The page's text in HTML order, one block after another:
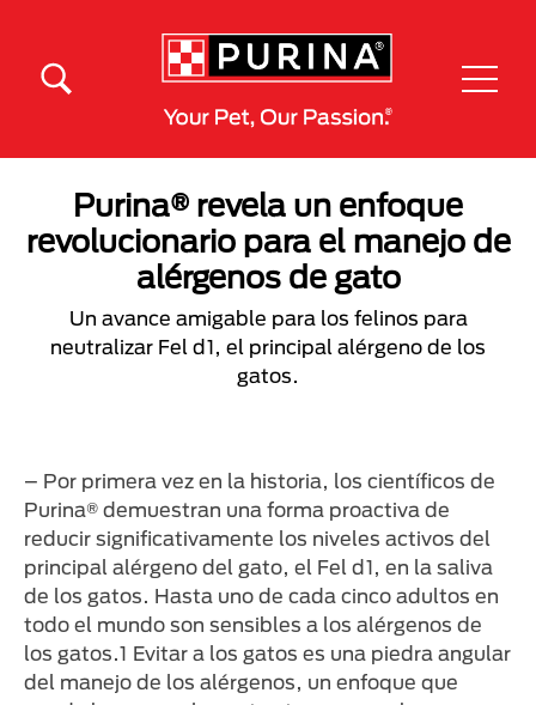
Purina® revela un enfoque
revolucionario para el manejo de
alérgenos de gato
Un avance amigable para los felinos para
neutralizar Fel d1, el principal alérgeno de los
gatos.
– Por primera vez en la historia, los científicos de
Purina® demuestran una forma proactiva de
reducir significativamente los niveles activos del
principal alérgeno del gato, el Fel d1, en la saliva
de los gatos. Hasta uno de cada cinco adultos en
todo el mundo son sensibles a los alérgenos de
los gatos.1 Evitar a los gatos es una piedra angular
del manejo de los alérgenos, un enfoque que